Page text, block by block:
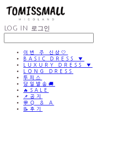
LOG IN 로그인
이번 주 신상🤍
BASIC DRESS ▼
LUXURY DRESS ▼
LONG DRESS
투피스
당일발송🚚
🔥SALE
📌공지
💬Q & A
📝후기